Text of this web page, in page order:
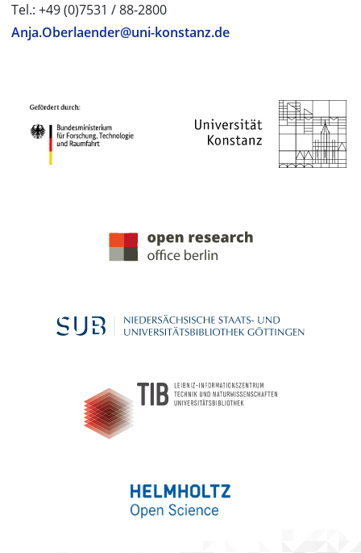
Tel.: +49 (0)7531 / 88-2800
Anja.Oberlaender@uni-konstanz.de